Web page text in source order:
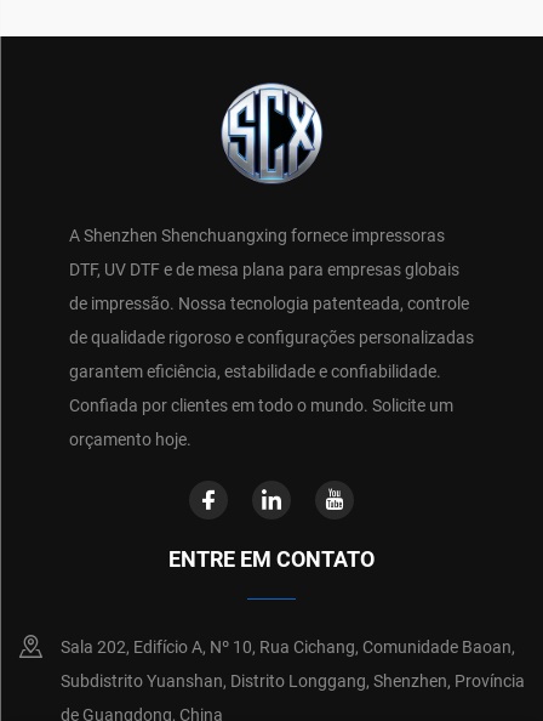
A Shenzhen Shenchuangxing fornece impressoras
DTF, UV DTF e de mesa plana para empresas globais
de impressão. Nossa tecnologia patenteada, controle
de qualidade rigoroso e configurações personalizadas
garantem eficiência, estabilidade e confiabilidade.
Confiada por clientes em todo o mundo. Solicite um
orçamento hoje.
ENTRE EM CONTATO
Sala 202, Edifício A, Nº 10, Rua Cichang, Comunidade Baoan,
Subdistrito Yuanshan, Distrito Longgang, Shenzhen, Província
de Guangdong, China